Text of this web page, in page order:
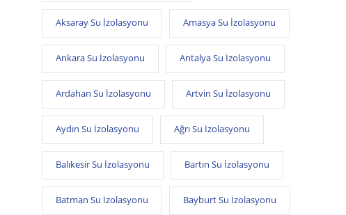
Aksaray Su İzolasyonu Amasya Su İzolasyonu
Ankara Su İzolasyonu Antalya Su İzolasyonu
Ardahan Su İzolasyonu Artvin Su İzolasyonu
Aydın Su İzolasyonu Ağrı Su İzolasyonu
Balıkesir Su İzolasyonu Bartın Su İzolasyonu
Batman Su İzolasyonu Bayburt Su İzolasyonu